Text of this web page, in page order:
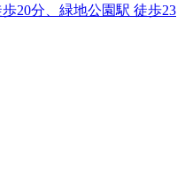
20分、緑地公園駅 徒歩23